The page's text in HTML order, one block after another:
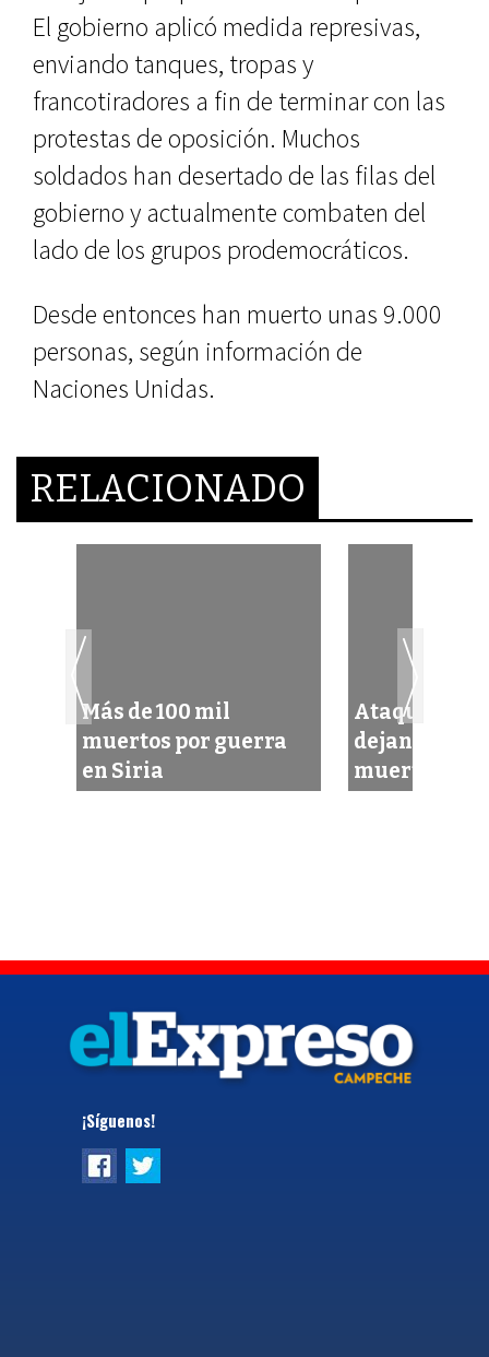
El gobierno aplicó medida represivas,
enviando tanques, tropas y
francotiradores a fin de terminar con las
protestas de oposición. Muchos
soldados han desertado de las filas del
gobierno y actualmente combaten del
lado de los grupos prodemocráticos.
Desde entonces han muerto unas 9.000
personas, según información de
Naciones Unidas.
RELACIONADO
Más de 100 mil
muertos por guerra
en Siria
Ataques
dejan por lo
muertos
¡Síguenos!